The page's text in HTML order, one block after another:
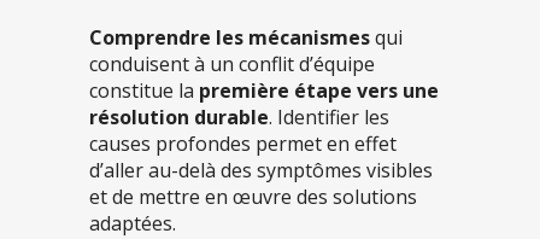
Comprendre les mécanismesqui
conduisent à un conflit d’équipe
constitue la première étape vers une
résolution durable. Identifier les
causes profondes permet en effet
d’aller au-delà des symptômes visibles
et de mettre en œuvre des solutions
adaptées.